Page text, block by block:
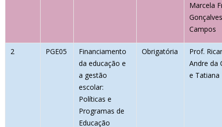
Marcela
Gonçalves
Campos
2 PGE05
Financiamento
da educação e
a gestão
escolar:
Políticas e
Programas de
Educação
Obrigatória
Prof.
Andre da
e Tatiana